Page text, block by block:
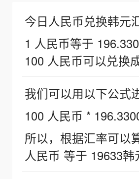
今日人民币兑换韩元
1 人民币等于
100 人民币可以兑换
我们可以用以下公式
100 人民币 *
所以，根据汇率可以
人民币 等于 19633